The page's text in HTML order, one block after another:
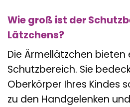
Wie groß ist der
Lätzchens?
Die Ärmellätzchen
Schutzbereich. Sie
Oberkörper Ihres Kindes
zu den Handgelenken